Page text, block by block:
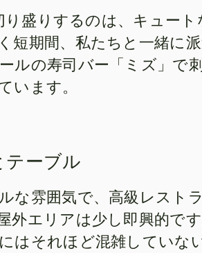
盛りするのは、キュート
短期間、私たちと一緒に派
ルの寿司バー「ミズ」で
います。
テーブル
な雰囲気で、高級レスト
外エリアは少し即興的で
はそれほど混雑していな